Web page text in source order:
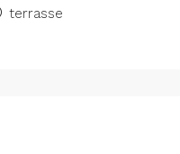
terrasse